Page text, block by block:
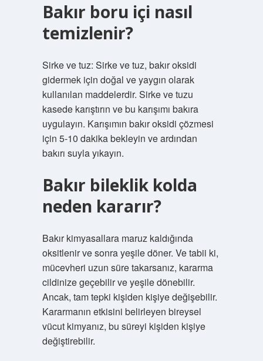
Bakır boru içi nasıl
temizlenir?
Sirke ve tuz: Sirke ve tuz, bakır oksidi
gidermek için doğal ve yaygın olarak
kullanılan maddelerdir. Sirke ve tuzu
kasede karıştırın ve bu karışımı bakıra
uygulayın. Karışımın bakır oksidi çözmesi
için 5-10 dakika bekleyin ve ardından
bakırı suyla yıkayın.
Bakır bileklik kolda
neden kararır?
Bakır kimyasallara maruz kaldığında
oksitlenir ve sonra yeşile döner. Ve tabii ki,
mücevheri uzun süre takarsanız, kararma
cildinize geçebilir ve yeşile dönebilir.
Ancak, tam tepki kişiden kişiye değişebilir.
Kararmanın etkisini belirleyen bireysel
vücut kimyanız, bu süreyi kişiden kişiye
değiştirebilir.